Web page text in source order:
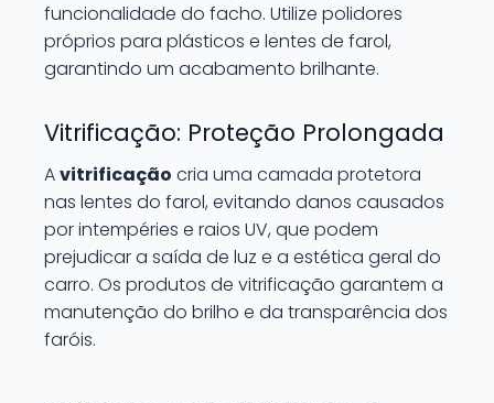
funcionalidade do facho. Utilize polidores
próprios para plásticos e lentes de farol,
garantindo um acabamento brilhante.
Vitrificação: Proteção Prolongada
Avitrificação cria uma camada protetora
nas lentes do farol, evitando danos causados
por intempéries e raios UV, que podem
prejudicar a saída de luz e a estética geral do
carro. Os produtos de vitrificação garantem a
manutenção do brilho e da transparência dos
faróis.